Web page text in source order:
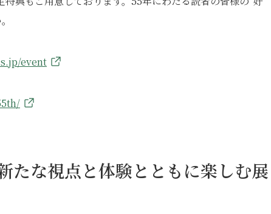
event
たな視点と体験とともに楽しむ展